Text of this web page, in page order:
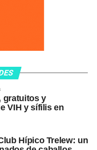
gratuitos y
VIH y sífilis en
Hípico Trelew: un